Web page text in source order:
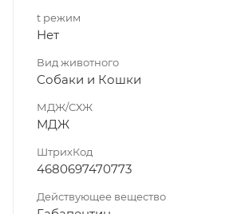
t режим
Нет
Вид животного
Собаки и Кошки
МДЖ/СХЖ
МДЖ
ШтрихКод
4680697470773
Действующее вещество